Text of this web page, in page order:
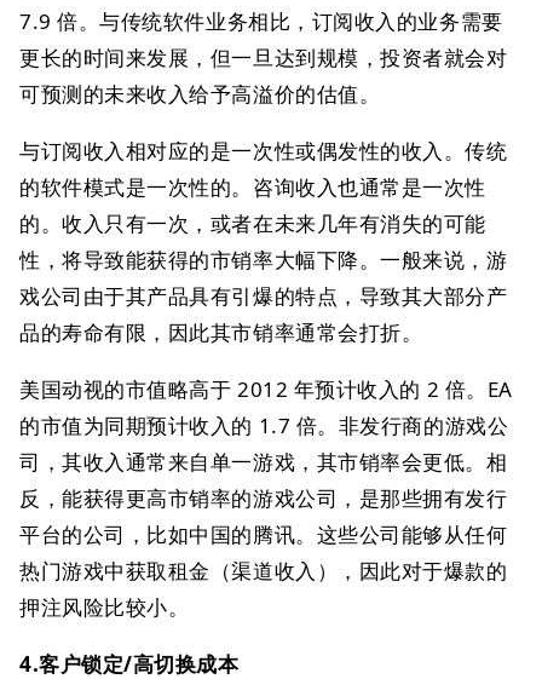
7.9 倍。与传统软件业务相比，订阅收入的业务需要
更长的时间来发展，但一旦达到规模，投资者就会对
可预测的未来收入给予高溢价的估值。
与订阅收入相对应的是一次性或偶发性的收入。传统
的软件模式是一次性的。咨询收入也通常是一次性
的。收入只有一次，或者在未来几年有消失的可能
性，将导致能获得的市销率大幅下降。一般来说，游
戏公司由于其产品具有引爆的特点，导致其大部分产
品的寿命有限，因此其市销率通常会打折。
美国动视的市值略高于 2012 年预计收入的 2 倍。EA
的市值为同期预计收入的 1.7 倍。非发行商的游戏公
司，其收入通常来自单一游戏，其市销率会更低。相
反，能获得更高市销率的游戏公司，是那些拥有发行
平台的公司，比如中国的腾讯。这些公司能够从任何
热门游戏中获取租金（渠道收入），因此对于爆款的
押注风险比较小。
4.客户锁定/高切换成本